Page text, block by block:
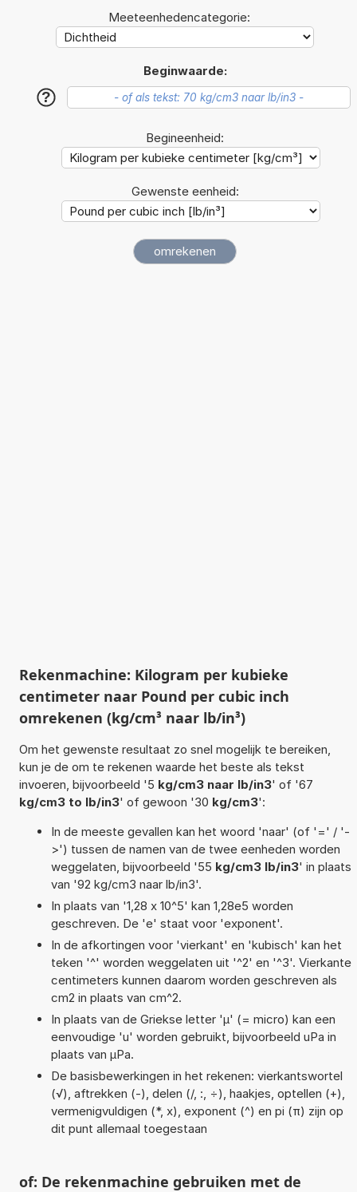
Meeteenhedencategorie:
Beginwaarde:
?
Begineenheid:
Gewenste eenheid:
Rekenmachine: Kilogram per kubieke
centimeter naar Pound per cubic inch
omrekenen (kg/cm³ naar lb/in³)
Om het gewenste resultaat zo snel mogelijk te bereiken,
kun je de om te rekenen waarde het beste als tekst
invoeren, bijvoorbeeld '5 kg/cm3 naar lb/in3' of '67
kg/cm3 to lb/in3' of gewoon '30 kg/cm3':
In de meeste gevallen kan het woord 'naar' (of '=' / '-
>') tussen de namen van de twee eenheden worden
weggelaten, bijvoorbeeld '55 kg/cm3 lb/in3' in plaats
van '92 kg/cm3 naar lb/in3'.
In plaats van '1,28 x 10^5' kan 1,28e5 worden
geschreven. De 'e' staat voor 'exponent'.
In de afkortingen voor 'vierkant' en 'kubisch' kan het
teken '^' worden weggelaten uit '^2' en '^3'. Vierkante
centimeters kunnen daarom worden geschreven als
cm2 in plaats van cm^2.
In plaats van de Griekse letter 'µ' (= micro) kan een
eenvoudige 'u' worden gebruikt, bijvoorbeeld uPa in
plaats van µPa.
De basisbewerkingen in het rekenen: vierkantswortel
(√), aftrekken (-), delen (/, :, ÷), haakjes, optellen (+),
vermenigvuldigen (*, x), exponent (^) en pi (π) zijn op
dit punt allemaal toegestaan
of: De rekenmachine gebruiken met de